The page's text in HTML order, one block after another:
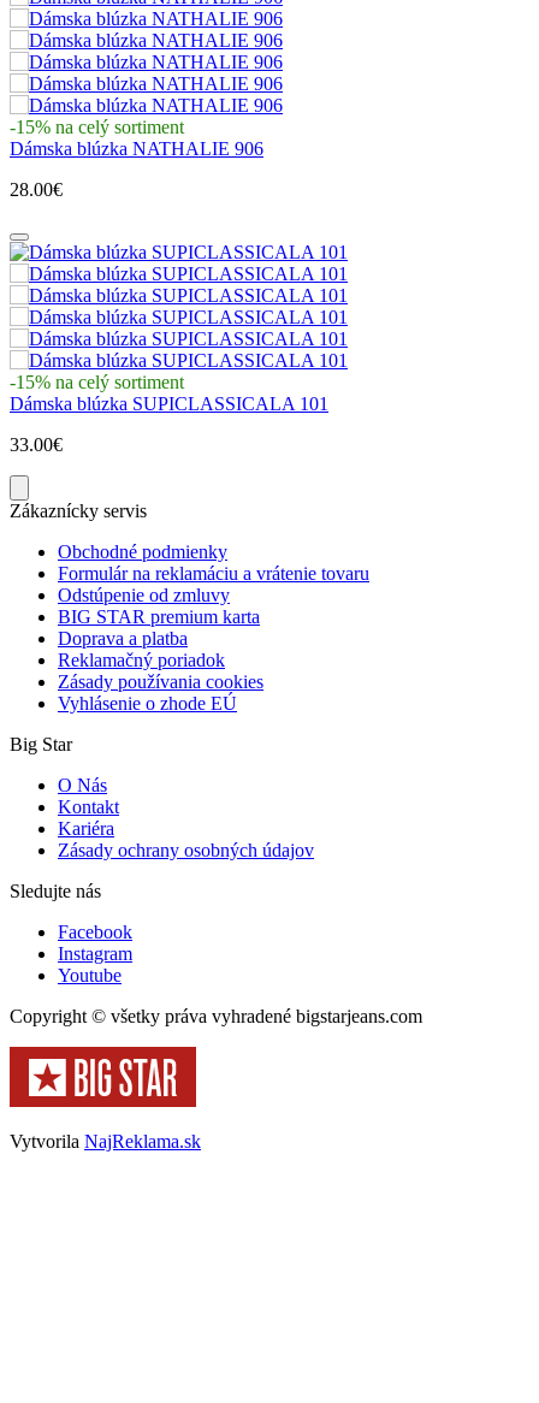
-15% na celý sortiment
Dámska blúzka NATHALIE 906
28.00€
-15% na celý sortiment
Dámska blúzka SUPICLASSICALA 101
33.00€
Zákaznícky servis
Obchodné podmienky
Formulár na reklamáciu a vrátenie tovaru
Odstúpenie od zmluvy
BIG STAR premium karta
Doprava a platba
Reklamačný poriadok
Zásady používania cookies
Vyhlásenie o zhode EÚ
Big Star
O Nás
Kontakt
Kariéra
Zásady ochrany osobných údajov
Sledujte nás
Facebook
Instagram
Youtube
Copyright © všetky práva vyhradené bigstarjeans.com
Vytvorila NajReklama.sk